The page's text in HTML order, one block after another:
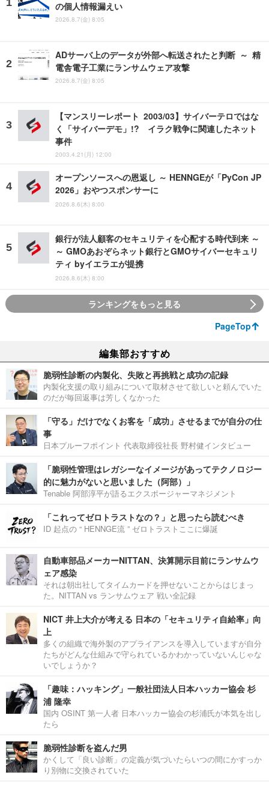
の個人情報漏えい
2026.8.7(金) 8:05
ADサーバ上のデータが外部へ転送されたと判断 ～ 精
電舎電子工業にランサムウェア攻撃
2026.8.7(金) 8:05
【マンスリーレポート 2003/03】サイバーテロではな
く「サイバーデモ」!? イラク戦争に関連したネット
事件
2003.4.21(月) 12:00
オープンソースへの恩返し ～ HENNGEが「PyCon JP
2026」おやつスポンサーに
2026.8.6(木) 8:00
銀行が法人顧客のセキュリティを心配する時代到来 ～
～ GMOあおぞらネット銀行とGMOサイバーセキュリ
ティ byイエラエが提携
2026.8.6(木) 8:00
ランキングをもっと見る
PageTop
編集部おすすめ
脆弱性診断の内製化、失敗と再挑戦と成功の記録
内製化支援の取り組みについて取材させて欲しいと頼んでいた
のだが毎回返事は芳しくなかった
「守る」だけでなくお客を「成功」させるまでが自分の仕
事
日本プルーフポイント 代表取締役社長 野村健インタビュー
「脆弱性管理はレガシーなイメージがあってテクノロジー
的に魅力がないと思いました（阿部）」
Tenable 阿部淳平が語るエクスポージャーマネジメント
「これってゼロトラストなの？」と思ったら読むべき
ID 起点の “ HENNGE流 ” ゼロトラストここに爆誕
自動車部品メーカーNITTAN、決算開示目前にランサムウ
ェア感染
それは朝出社してタイムカードを押せないことからはじまっ
た。NITTAN vs ランサムウェア 戦い全記録
NICT 井上大介が考える 日本の「セキュリティ自給率」向
上
多くの組織で海外製のアプライアンスを導入していますが自分
たちがどんな仕組みで守られているかわかっていないんじゃな
いでしょうか？
「趣味：ハッキング」一般社団法人日本ハッカー協会 杉
浦 隆幸
国内 OSINT 第一人者 日本ハッカー協会の杉浦氏が本気を出し
たら
脆弱性診断を盗んだ男
かくして「良い診断」の定義が気づいたらいつの間にかすっか
り別物に交換されていた